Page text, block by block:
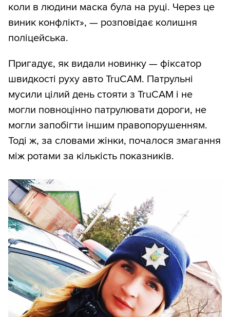
коли в людини маска була на руці. Через це
виник конфлікт», — розповідає колишня
поліцейська.
Пригадує, як видали новинку — фіксатор
швидкості руху авто TruCAM. Патрульні
мусили цілий день стояти з TruCAM і не
могли повноцінно патрулювати дороги, не
могли запобігти іншим правопорушенням.
Тоді ж, за словами жінки, почалося змагання
між ротами за кількість показників.